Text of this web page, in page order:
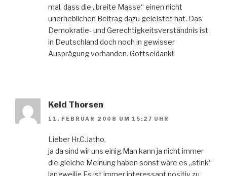
mal, dass die „breite Masse“ einen nicht
unerheblichen Beitrag dazu geleistet hat. Das
Demokratie- und Gerechtigkeitsverständnis ist
in Deutschland doch noch in gewisser
Ausprägung vorhanden. Gottseidank!!
Keld Thorsen
11. FEBRUAR 2008 UM 15:27 UHR
Lieber Hr.C.Jatho,
ja da sind wir uns einig.Man kann ja nicht immer
die gleiche Meinung haben sonst wäre es „stink“